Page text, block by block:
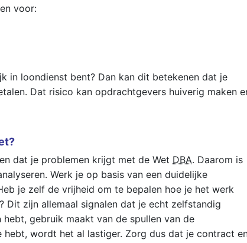
voor:
in loondienst bent? Dan kan dit betekenen dat je
Dat risico kan opdrachtgevers huiverig maken
dat je problemen krijgt met de Wet DBA. Daarom is
Werk je op basis van een duidelijke
je zelf de vrijheid om te bepalen hoe je het werk
Dit zijn allemaal signalen dat je echt zelfstandig
gebruik maakt van de spullen van de
hebt, wordt het al lastiger. Zorg dus dat je contract